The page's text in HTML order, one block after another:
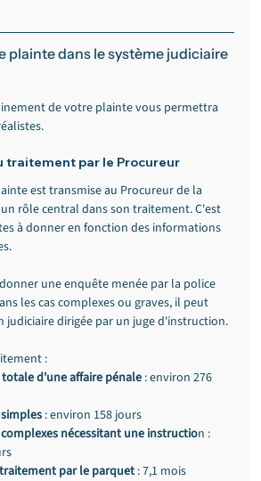
plainte dans le système judiciaire
de votre plainte vous permettra
traitement par le Procureur
est transmise au Procureur de la
rôle central dans son traitement. C'est
à donner en fonction des informations
une enquête menée par la police
les cas complexes ou graves, il peut
dirigée par un juge d'instruction.
:
d'une affaire pénale : environ 276
: environ 158 jours
nécessitant une instruction :
par le parquet : 7,1 mois